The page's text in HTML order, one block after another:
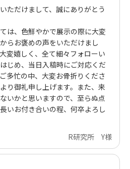
ただけまして、誠にありがとう
は、色鮮やかで展示の際に大変
らお褒めの声をいただけまし
変嬉しく、全て細々フォローい
じめ、当日入稿時にご対応くだ
多忙の中、大変お骨折りくださ
り御礼申し上げます。また、来
いかと思いますので、至らぬ点
いお付き合いの程、何卒よろし
R研究所 Y様